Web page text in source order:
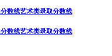
数线艺术类录取分数线
数线艺术类录取分数线